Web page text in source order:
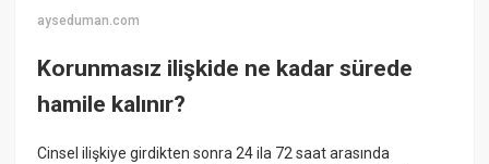
ayseduman.com
Korunmasız ilişkide ne kadar sürede
hamile kalınır?
Cinsel ilişkiye girdikten sonra 24 ila 72 saat arasında